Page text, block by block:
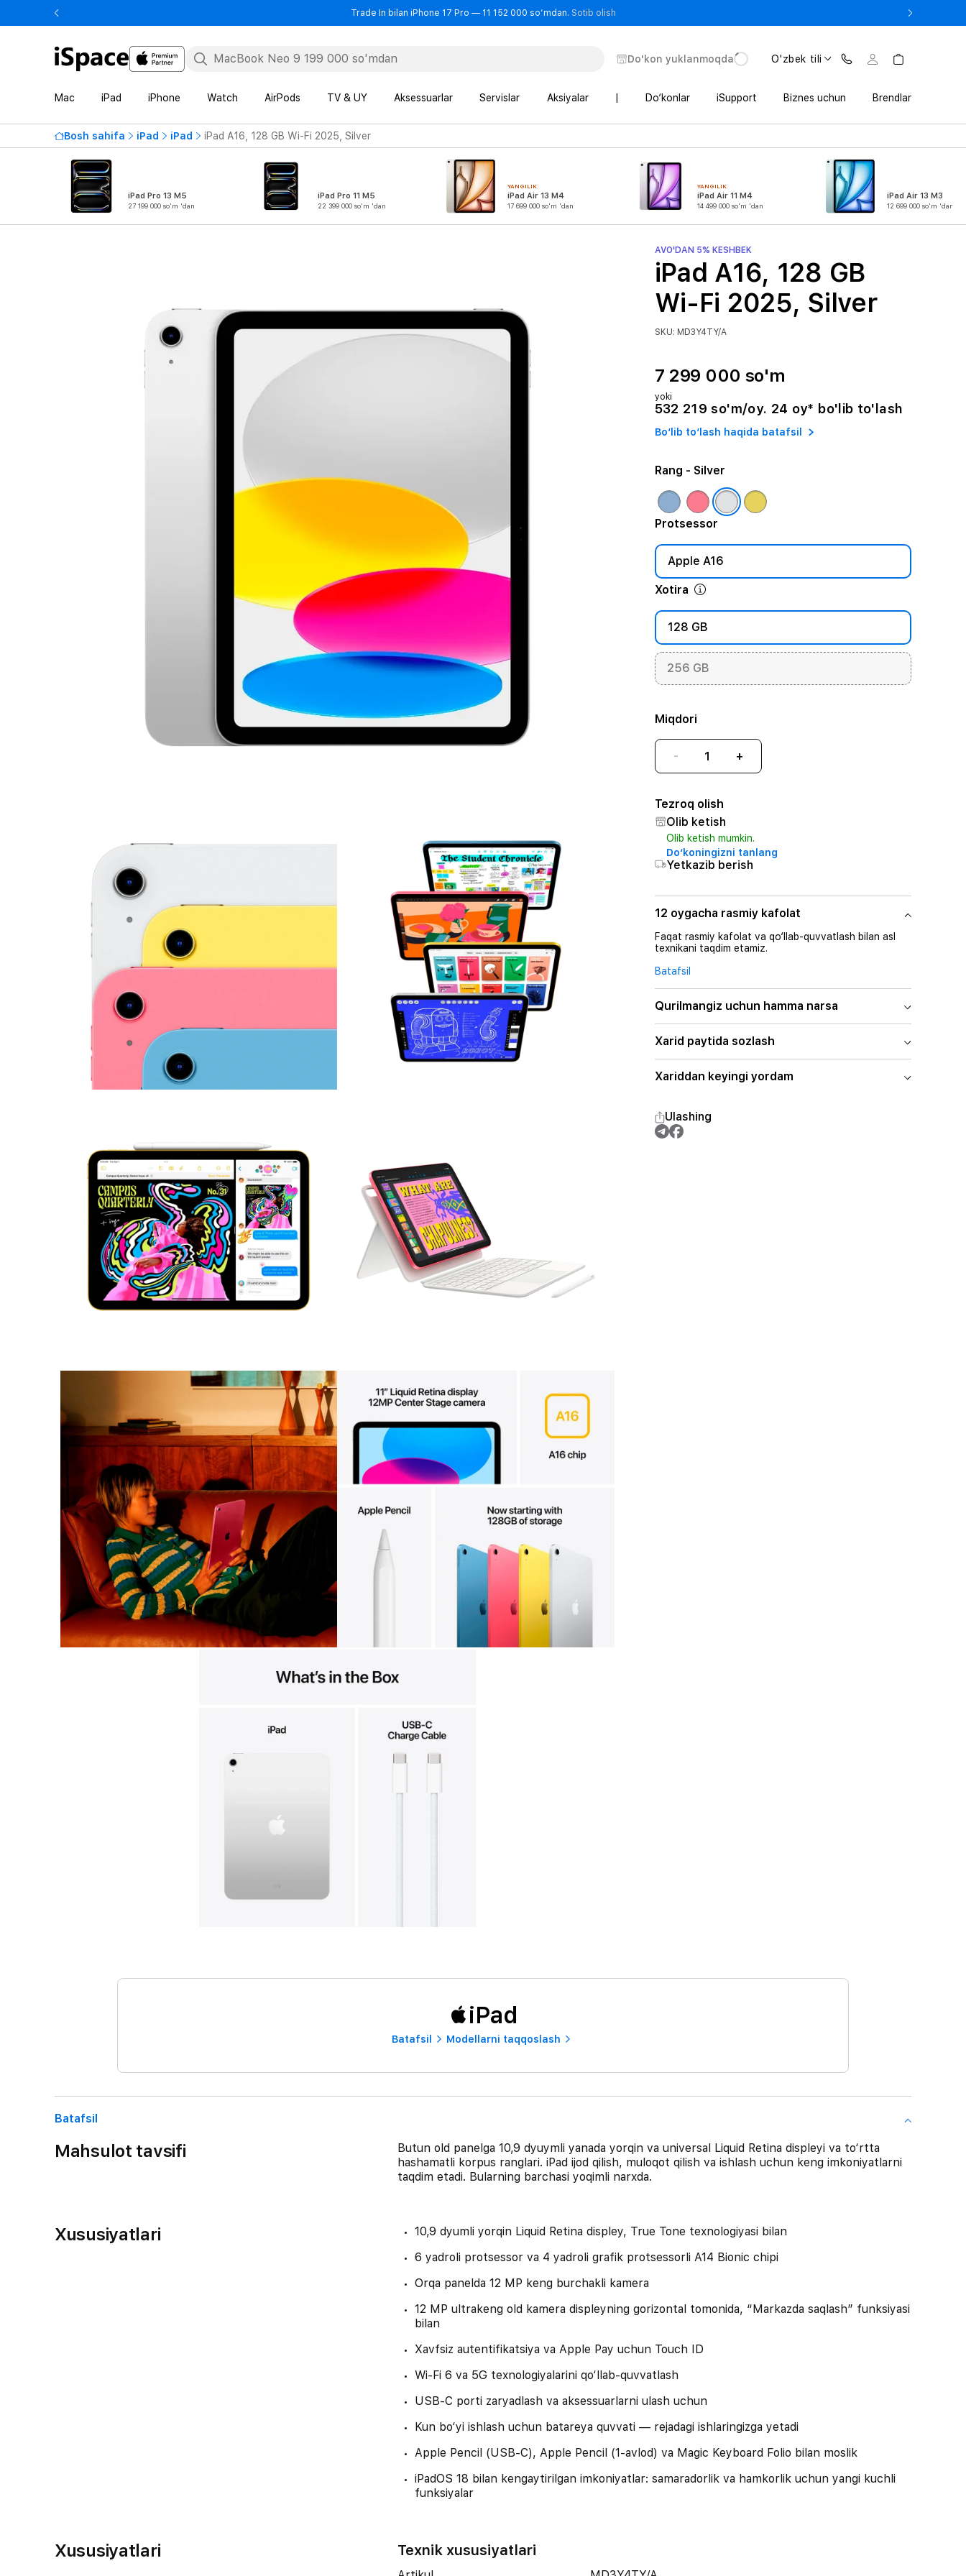
Trade In bilan iPhone 17 Pro — 11 152 000 so‘mdan. Sotib olish- Trade In bilan iPhone 17 Pro — 11 152 000 so‘mdan.
Do'kon yuklanmoqda O'zbek tili
Mac iPad iPhone Watch AirPods TV & UY Aksessuarlar Servislar Aksiyalar Do‘konlar iSupport Biznes uchun Brendlar
Bosh sahifa iPad iPad iPad A16, 128 GB Wi-Fi 2025, Silver
iPad Pro 13 M5
27 199 000 so'm 'dan
iPad Pro 11 M5
22 399 000 so'm 'dan
YANGILIK
iPad Air 13 M4
17 699 000 so'm 'dan
YANGILIK
iPad Air 11 M4
14 499 000 so'm 'dan
iPad Air 13 M3
12 699 000 so'm 'dan
AVO'DAN 5% KESHBEK
iPad A16, 128 GB
Wi-Fi 2025, Silver
SKU: MD3Y4TY/A
7 299 000 so'm
yoki
532 219 so'm/oy. 24 oy* bo'lib to'lash
Bo‘lib to‘lash haqida batafsil
Rang - Silver
Protsessor
Apple A16
Xotira
128 GB
256 GB
Miqdori
- +
Tezroq olish
Olib ketish
Olib ketish mumkin.
Do‘koningizni tanlang
Yetkazib berish
12 oygacha rasmiy kafolat
Faqat rasmiy kafolat va qo‘llab-quvvatlash bilan asl
texnikani taqdim etamiz.
Batafsil
Qurilmangiz uchun hamma narsa
Xarid paytida sozlash
Xariddan keyingi yordam
Ulashing
iPad
Batafsil Modellarni taqqoslash
Batafsil
Mahsulot tavsifi
Butun old panelga 10,9 dyuymli yanada yorqin va universal Liquid Retina displeyi va to‘rtta
hashamatli korpus ranglari. iPad ijod qilish, muloqot qilish va ishlash uchun keng imkoniyatlarni
taqdim etadi. Bularning barchasi yoqimli narxda.
Xususiyatlari
10,9 dyumli yorqin Liquid Retina displey, True Tone texnologiyasi bilan
6 yadroli protsessor va 4 yadroli grafik protsessorli A14 Bionic chipi
Orqa panelda 12 MP keng burchakli kamera
12 MP ultrakeng old kamera displeyning gorizontal tomonida, “Markazda saqlash” funksiyasi
bilan
Xavfsiz autentifikatsiya va Apple Pay uchun Touch ID
Wi‑Fi 6 va 5G texnologiyalarini qo‘llab-quvvatlash
USB‑C porti zaryadlash va aksessuarlarni ulash uchun
Kun bo‘yi ishlash uchun batareya quvvati — rejadagi ishlaringizga yetadi
Apple Pencil (USB‑C), Apple Pencil (1‑avlod) va Magic Keyboard Folio bilan moslik
iPadOS 18 bilan kengaytirilgan imkoniyatlar: samaradorlik va hamkorlik uchun yangi kuchli
funksiyalar
Xususiyatlari Texnik xususiyatlari